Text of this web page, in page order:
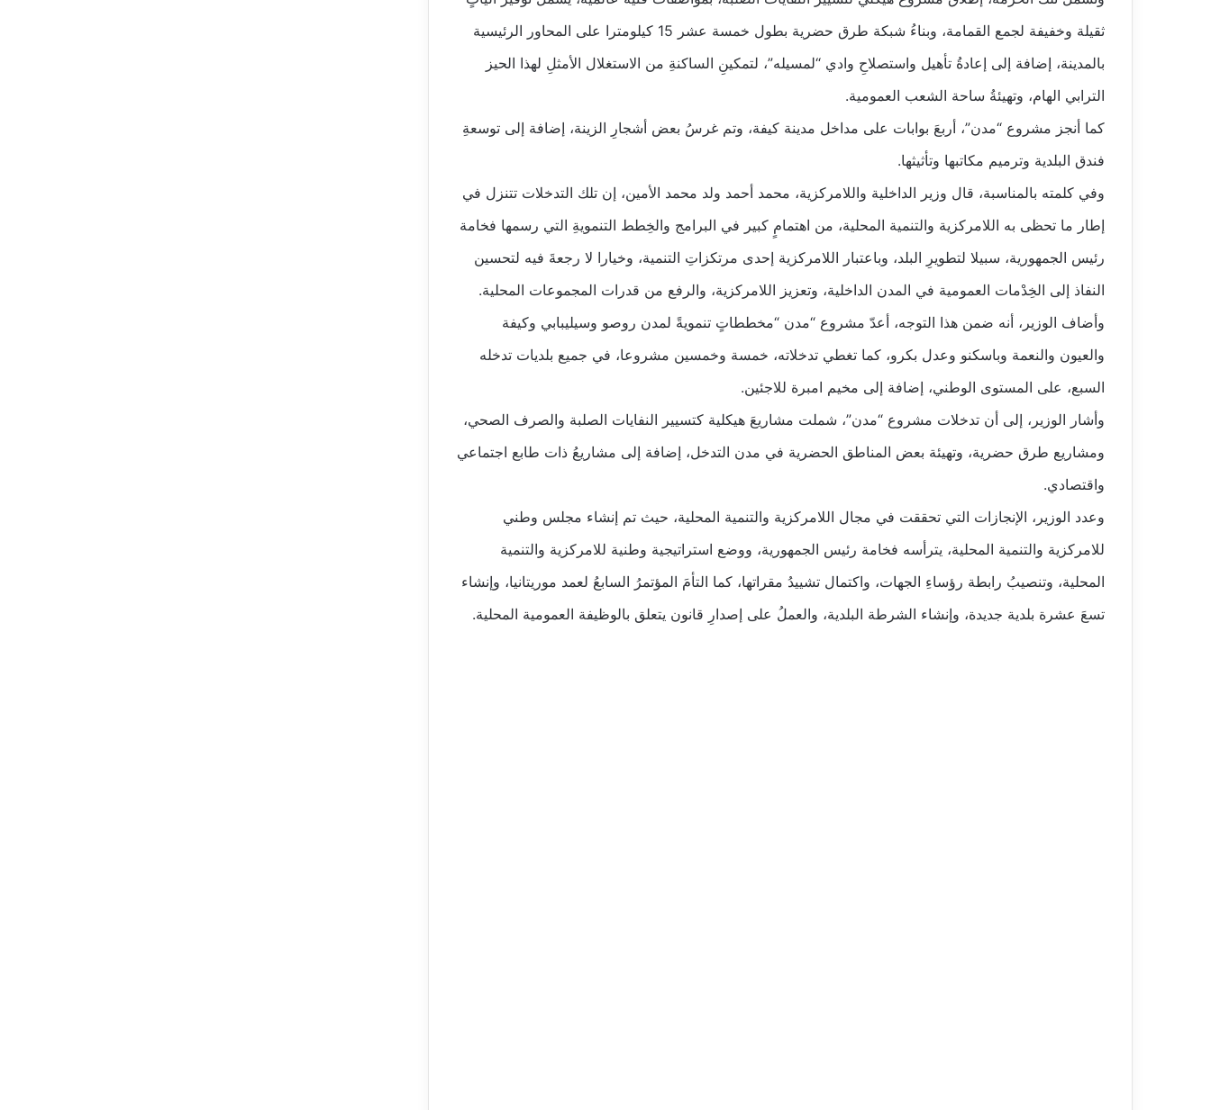
ثقيلة وخفيفة لجمع القمامة، وبناءُ شبكة طرق حضرية بطول خمسة عشر 15 كيلومترا على المحاور الرئيسية
بالمدينة، إضافة إلى إعادةُ تأهيل واستصلاحِ وادي “لمسيله”، لتمكينِ الساكنةِ من الاستغلال الأمثلِ لهذا الحيز
الترابي الهام، وتهيئةُ ساحة الشعب العمومية.
كما أنجز مشروع “مدن”، أربعَ بوابات على مداخل مدينة كيفة، وتم غرسُ بعض أشجارِ الزينة، إضافة إلى توسعةِ
فندق البلدية وترميم مكاتبها وتأثيثها.
وفي كلمته بالمناسبة، قال وزير الداخلية واللامركزية، محمد أحمد ولد محمد الأمين، إن تلك التدخلات تتنزل في
إطار ما تحظى به اللامركزية والتنمية المحلية، من اهتمامٍ كبير في البرامج والخِطط التنمويةِ التي رسمها فخامة
رئيس الجمهورية، سبيلا لتطويرِ البلد، وباعتبار اللامركزية إحدى مرتكزاتِ التنمية، وخيارا لا رجعةَ فيه لتحسين
النفاذ إلى الخِدْمات العمومية في المدن الداخلية، وتعزيز اللامركزية، والرفع من قدرات المجموعات المحلية.
وأضاف الوزير، أنه ضمن هذا التوجه، أعدّ مشروع “مدن “مخططاتٍ تنمويةً لمدن روصو وسيليبابي وكيفة
والعيون والنعمة وباسكنو وعدل بكرو، كما تغطي تدخلاته، خمسة وخمسين مشروعا، في جميع بلديات تدخله
السبع، على المستوى الوطني، إضافة إلى مخيم امبرة للاجئين.
وأشار الوزير، إلى أن تدخلات مشروع “مدن”، شملت مشاريعَ هيكلية كتسيير النفايات الصلبة والصرف الصحي،
ومشاريع طرق حضرية، وتهيئة بعض المناطق الحضرية في مدن التدخل، إضافة إلى مشاريعُ ذات طابع اجتماعي
واقتصادي.
وعدد الوزير، الإنجازات التي تحققت في مجال اللامركزية والتنمية المحلية، حيث تم إنشاء مجلس وطني
للامركزية والتنمية المحلية، يترأسه فخامة رئيس الجمهورية، ووضع استراتيجية وطنية للامركزية والتنمية
المحلية، وتنصيبُ رابطة رؤساءِ الجهات، واكتمال تشييدُ مقراتها، كما التأمَ المؤتمرُ السابعُ لعمد موريتانيا، وإنشاء
تسعَ عشرة بلدية جديدة، وإنشاء الشرطة البلدية، والعملُ على إصدارِ قانون يتعلق بالوظيفة العمومية المحلية.